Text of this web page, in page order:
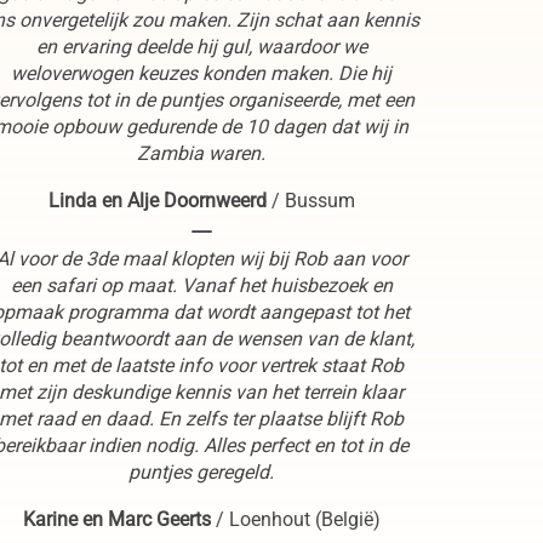
onvergetelijk zou maken. Zijn schat aan kennis
en ervaring deelde hij gul, waardoor we
weloverwogen keuzes konden maken. Die hij
tot in de puntjes organiseerde, met een
opbouw gedurende de 10 dagen dat wij in
Zambia waren.
Linda en Alje Doornweerd / Bussum
----
voor de 3de maal klopten wij bij Rob aan voor
een safari op maat. Vanaf het huisbezoek en
programma dat wordt aangepast tot het
beantwoordt aan de wensen van de klant,
tot en met de laatste info voor vertrek staat Rob
met zijn deskundige kennis van het terrein klaar
met raad en daad. En zelfs ter plaatse blijft Rob
indien nodig. Alles perfect en tot in de
puntjes geregeld.
Karine en Marc Geerts / Loenhout (België)